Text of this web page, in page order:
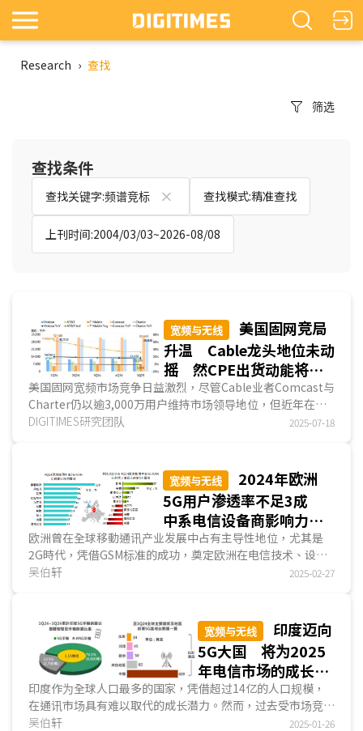
Research › 查找
筛选
查找条件
查找关键字:频谱竞标 查找模式:精准查找
上刊时间:2004/03/03~2026-08/08
宽频与无线
美国固网竞局
升温 Cable龙头地位未动
摇 然CPE出货动能将转
向FTTH
美国固网宽频市场竞争日益激烈，尽管Cable业者Comcast与
Charter仍以逾3,000万用户维持市场领导地位，但近年在固
定无线接入(Fixed Wireless Access；FWA)与光纤到...
DIGITIMES研究团队 2025-07-18
宽频与无线
2024年欧洲
5G用户渗透率不足3成
中系电信设备商影响力依
旧不容小觑
欧洲曾在全球移動通讯产业发展中占有主导性地位，尤其是
2G時代，凭借GSM标准的成功，奠定欧洲在电信技术、设备
制造与市场普及上的领先地位。然而，随著4G与5G時代的到
者，欧洲各国在脱钩中国电信供应链政策上显得莫衷一是，导
致欧洲过渡到5G網絡之途显得步履蹒跚。尽管欧洲仍在制定
移動通讯标准、技术创新、移動应用等领域维持优势，但能否
在未来6G時代站稳领先地位，各国政府／欧盟的主导将是举
足轻重的角色
吴伯轩 2025-02-27
宽频与无线
印度迈向
5G大国 将为2025
年电信市场的成长风
口
印度作为全球人口最多的国家，凭借超过14亿的人口规模，
在通讯市场具有难以取代的成长潜力。然而，过去受市场竞争
者数量过多、电信基础建设薄弱、政策执行不力等多种因...
吴伯轩 2025-01-26